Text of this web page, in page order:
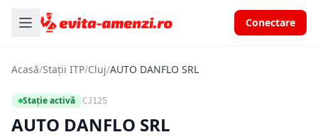
Conectare
Acasă/Stații ITP/Cluj/AUTO DANFLO SRL
Stație activă CJ125
AUTO DANFLO SRL